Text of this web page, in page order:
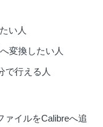
い人
変換したい人
で行える人
イルをCalibreへ追